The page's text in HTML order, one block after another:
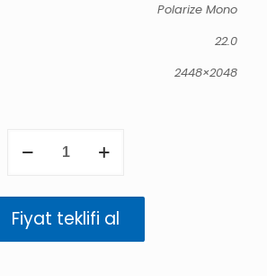
Polarize Mono
22.0
2448×2048
5.0
(IMX250MZR/MYR)
adet
Fiyat teklifi al